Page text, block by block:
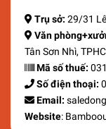
Trụ sở: 29/31
Văn
Tân Sơn Nhì,
Mã số thuế:
Số điện thoại:
Email:
Website: